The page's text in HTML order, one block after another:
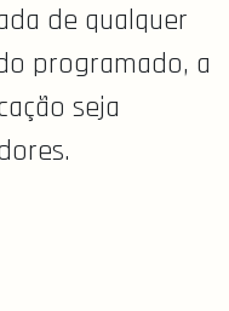
de qualquer
programado, a
seja